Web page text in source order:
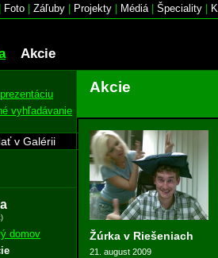
Foto Záľuby Projekty Médiá| Špeciality
Akcie
vyhľadávanie
domov
Akcie
Žúrka v Riešeniach
21. august 2009